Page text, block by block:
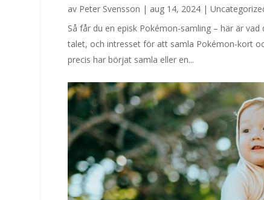
av Peter Svensson | aug 14, 2024|
Så får du en episk Pokémon-samling – här är
talet, och intresset för att samla Pokémon-kort
precis har börjat samla eller en...